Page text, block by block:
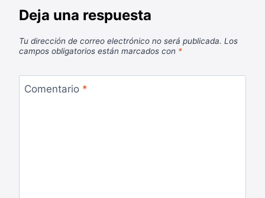
Deja una respuesta
Tu dirección de correo electrónico no será publicada. Los
campos obligatorios están marcados con *
Comentario *